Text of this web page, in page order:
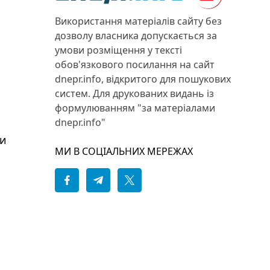
Використання матеріалів сайту без
дозволу власника допускається за
умови розміщення у тексті
обов'язкового посилання на сайт
dnepr.info, відкритого для пошукових
систем. Для друкованих видань із
формулюванням "за матеріалами
dnepr.info"
МИ В СОЦІАЛЬНИХ МЕРЕЖАХ